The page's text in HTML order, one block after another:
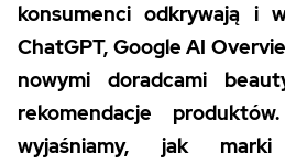
konsumenci odkrywają i
ChatGPT, Google AI
nowymi doradcami
rekomendacje
wyjaśniamy, jak